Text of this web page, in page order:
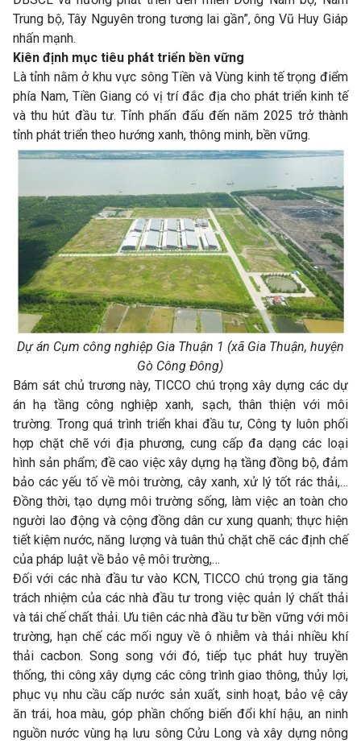
Trung bộ, Tây Nguyên trong tương lai gần”, ông Vũ Huy Giáp
nhấn mạnh.
Kiên định mục tiêu phát triển bền vững
Là tỉnh nằm ở khu vực sông Tiền và Vùng kinh tế trọng điểm
phía Nam, Tiền Giang có vị trí đắc địa cho phát triển kinh tế
và thu hút đầu tư. Tỉnh phấn đấu đến năm 2025 trở thành
tỉnh phát triển theo hướng xanh, thông minh, bền vững.
Dự án Cụm công nghiệp Gia Thuận 1 (xã Gia Thuận, huyện
Gò Công Đông)
Bám sát chủ trương này, TICCO chú trọng xây dựng các dự
án hạ tầng công nghiệp xanh, sạch, thân thiện với môi
trường. Trong quá trình triển khai đầu tư, Công ty luôn phối
hợp chặt chẽ với địa phương, cung cấp đa dạng các loại
hình sản phẩm; đề cao việc xây dựng hạ tầng đồng bộ, đảm
bảo các yếu tố về môi trường, cây xanh, xử lý tốt rác thải,…
Đồng thời, tạo dựng môi trường sống, làm việc an toàn cho
người lao động và cộng đồng dân cư xung quanh; thực hiện
tiết kiệm nước, năng lượng và tuân thủ chặt chẽ các định chế
của pháp luật về bảo vệ môi trường,…
Đối với các nhà đầu tư vào KCN, TICCO chú trọng gia tăng
trách nhiệm của các nhà đầu tư trong việc quản lý chất thải
và tái chế chất thải. Ưu tiên các nhà đầu tư bền vững với môi
trường, hạn chế các mối nguy về ô nhiễm và thải nhiều khí
thải cacbon. Song song với đó, tiếp tục phát huy truyền
thống, thi công xây dựng các công trình giao thông, thủy lợi,
phục vụ nhu cầu cấp nước sản xuất, sinh hoạt, bảo vệ cây
ăn trái, hoa màu, góp phần chống biến đổi khí hậu, an ninh
nguồn nước vùng hạ lưu sông Cửu Long và xây dựng nông